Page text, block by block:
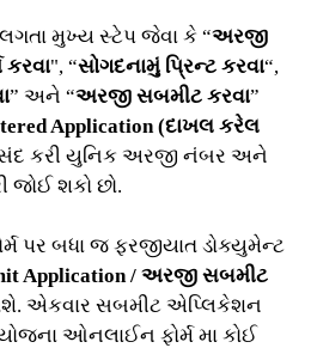
મુખ્ય સ્ટેપ જેવા કે “અરજી
", “સોગદનામું પ્રિન્ટ કરવા“,
” અને “અરજી સબમીટ કરવા”
Application (દાખલ કરેલ
કરી યુનિક અરજી નંબર અને
જોઈ શકો છો.
પર બધા જ ફરજીયાત ડોક્યુમેન્ટ
Application / અરજી સબમીટ
એકવાર સબમીટ એપ્લિકેશન
યોજના ઓનલાઈન ફોર્મ મા કોઈ